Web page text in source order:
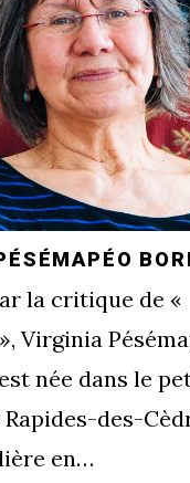
la critique de «
Virginia
née dans le
des-
en…